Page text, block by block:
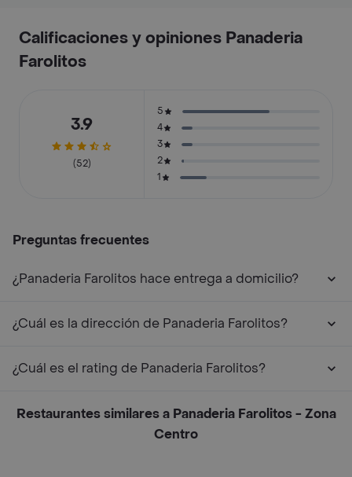
Calificaciones y opiniones Panaderia
Farolitos
3.9
(52)
5
4
3
2
1
Preguntas frecuentes
¿Panaderia Farolitos hace entrega a domicilio?
¿Cuál es la dirección de Panaderia Farolitos?
¿Cuál es el rating de Panaderia Farolitos?
Restaurantes similares a Panaderia Farolitos - Zona
Centro